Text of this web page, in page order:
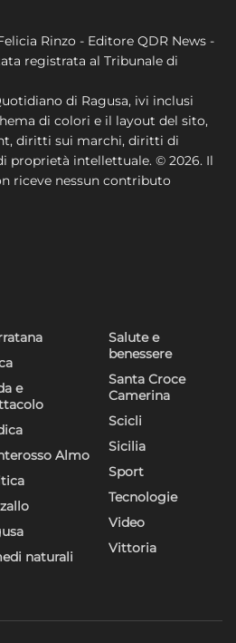
Rinzo - Editore QDR News -
registrata al Tribunale di
di Ragusa, ivi inclusi
di colori e il layout del sito,
diritti sui marchi, diritti di
proprietà intellettuale. © 2026. Il
riceve nessun contributo
e
Almo
naturali
Salute e
benessere
Santa Croce
Camerina
Scicli
Sicilia
Sport
Tecnologie
Video
Vittoria